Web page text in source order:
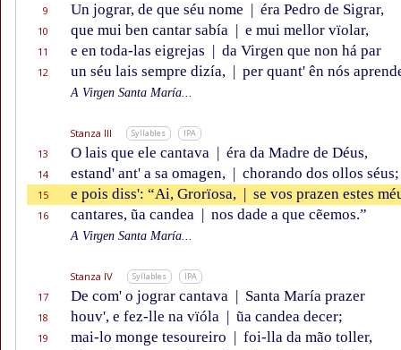
9 Un jograr, de que séu nome | éra Pedro de Sigrar,
10 que mui ben cantar sabía | e mui mellor vïolar,
11 e en toda-las eigrejas | da Virgen que non há par
12 un séu lais sempre dizía, | per quant' ên nós
A Virgen Santa María...
Stanza III Syllables IPA
13 O lais que ele cantava | éra da Madre de Déus,
14 estand' ant' a sa omagen, | chorando dos ollos séus;
15 e pois diss': “Ai, Grorïosa, | se vos prazen estes
16 cantares, ũa candea | nos dade a que cẽemos.”
A Virgen Santa María...
Stanza IV Syllables IPA
17 De com' o jograr cantava | Santa María prazer
18 houv', e fez-lle na vïóla | ũa candea decer;
19 mai-lo monge tesoureiro | foi-lla da mão toller,